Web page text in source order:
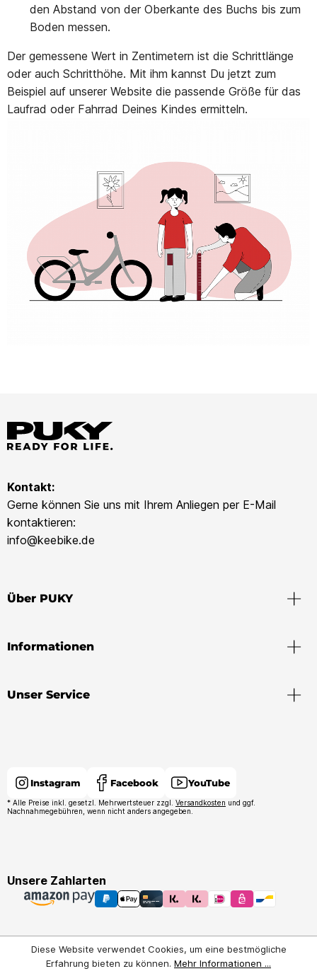
den Abstand von der Oberkante des Buchs bis zum
Boden messen.
Der gemessene Wert in Zentimetern ist die Schrittlänge
oder auch Schritthöhe. Mit ihm kannst Du jetzt zum
Beispiel auf unserer Website die passende Größe für das
Laufrad oder Fahrrad Deines Kindes ermitteln.
Kontakt:
Gerne können Sie uns mit Ihrem Anliegen per E-Mail
kontaktieren:
info@keebike.de
Über PUKY
Informationen
Unser Service
Instagram Facebook YouTube
* Alle Preise inkl. gesetzl. Mehrwertsteuer zzgl. Versandkosten und ggf.
Nachnahmegebühren, wenn nicht anders angegeben.
Unsere Zahlarten
Diese Website verwendet Cookies, um eine bestmögliche
Erfahrung bieten zu können. Mehr Informationen ...